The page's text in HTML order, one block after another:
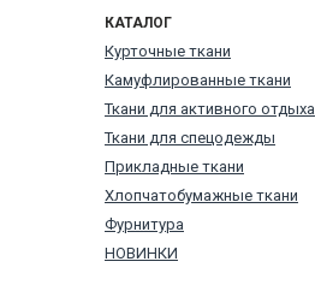
КАТАЛОГ
Курточные ткани
Камуфлированные ткани
Ткани для активного отдыха
Ткани для спецодежды
Прикладные ткани
Хлопчатобумажные ткани
Фурнитура
НОВИНКИ